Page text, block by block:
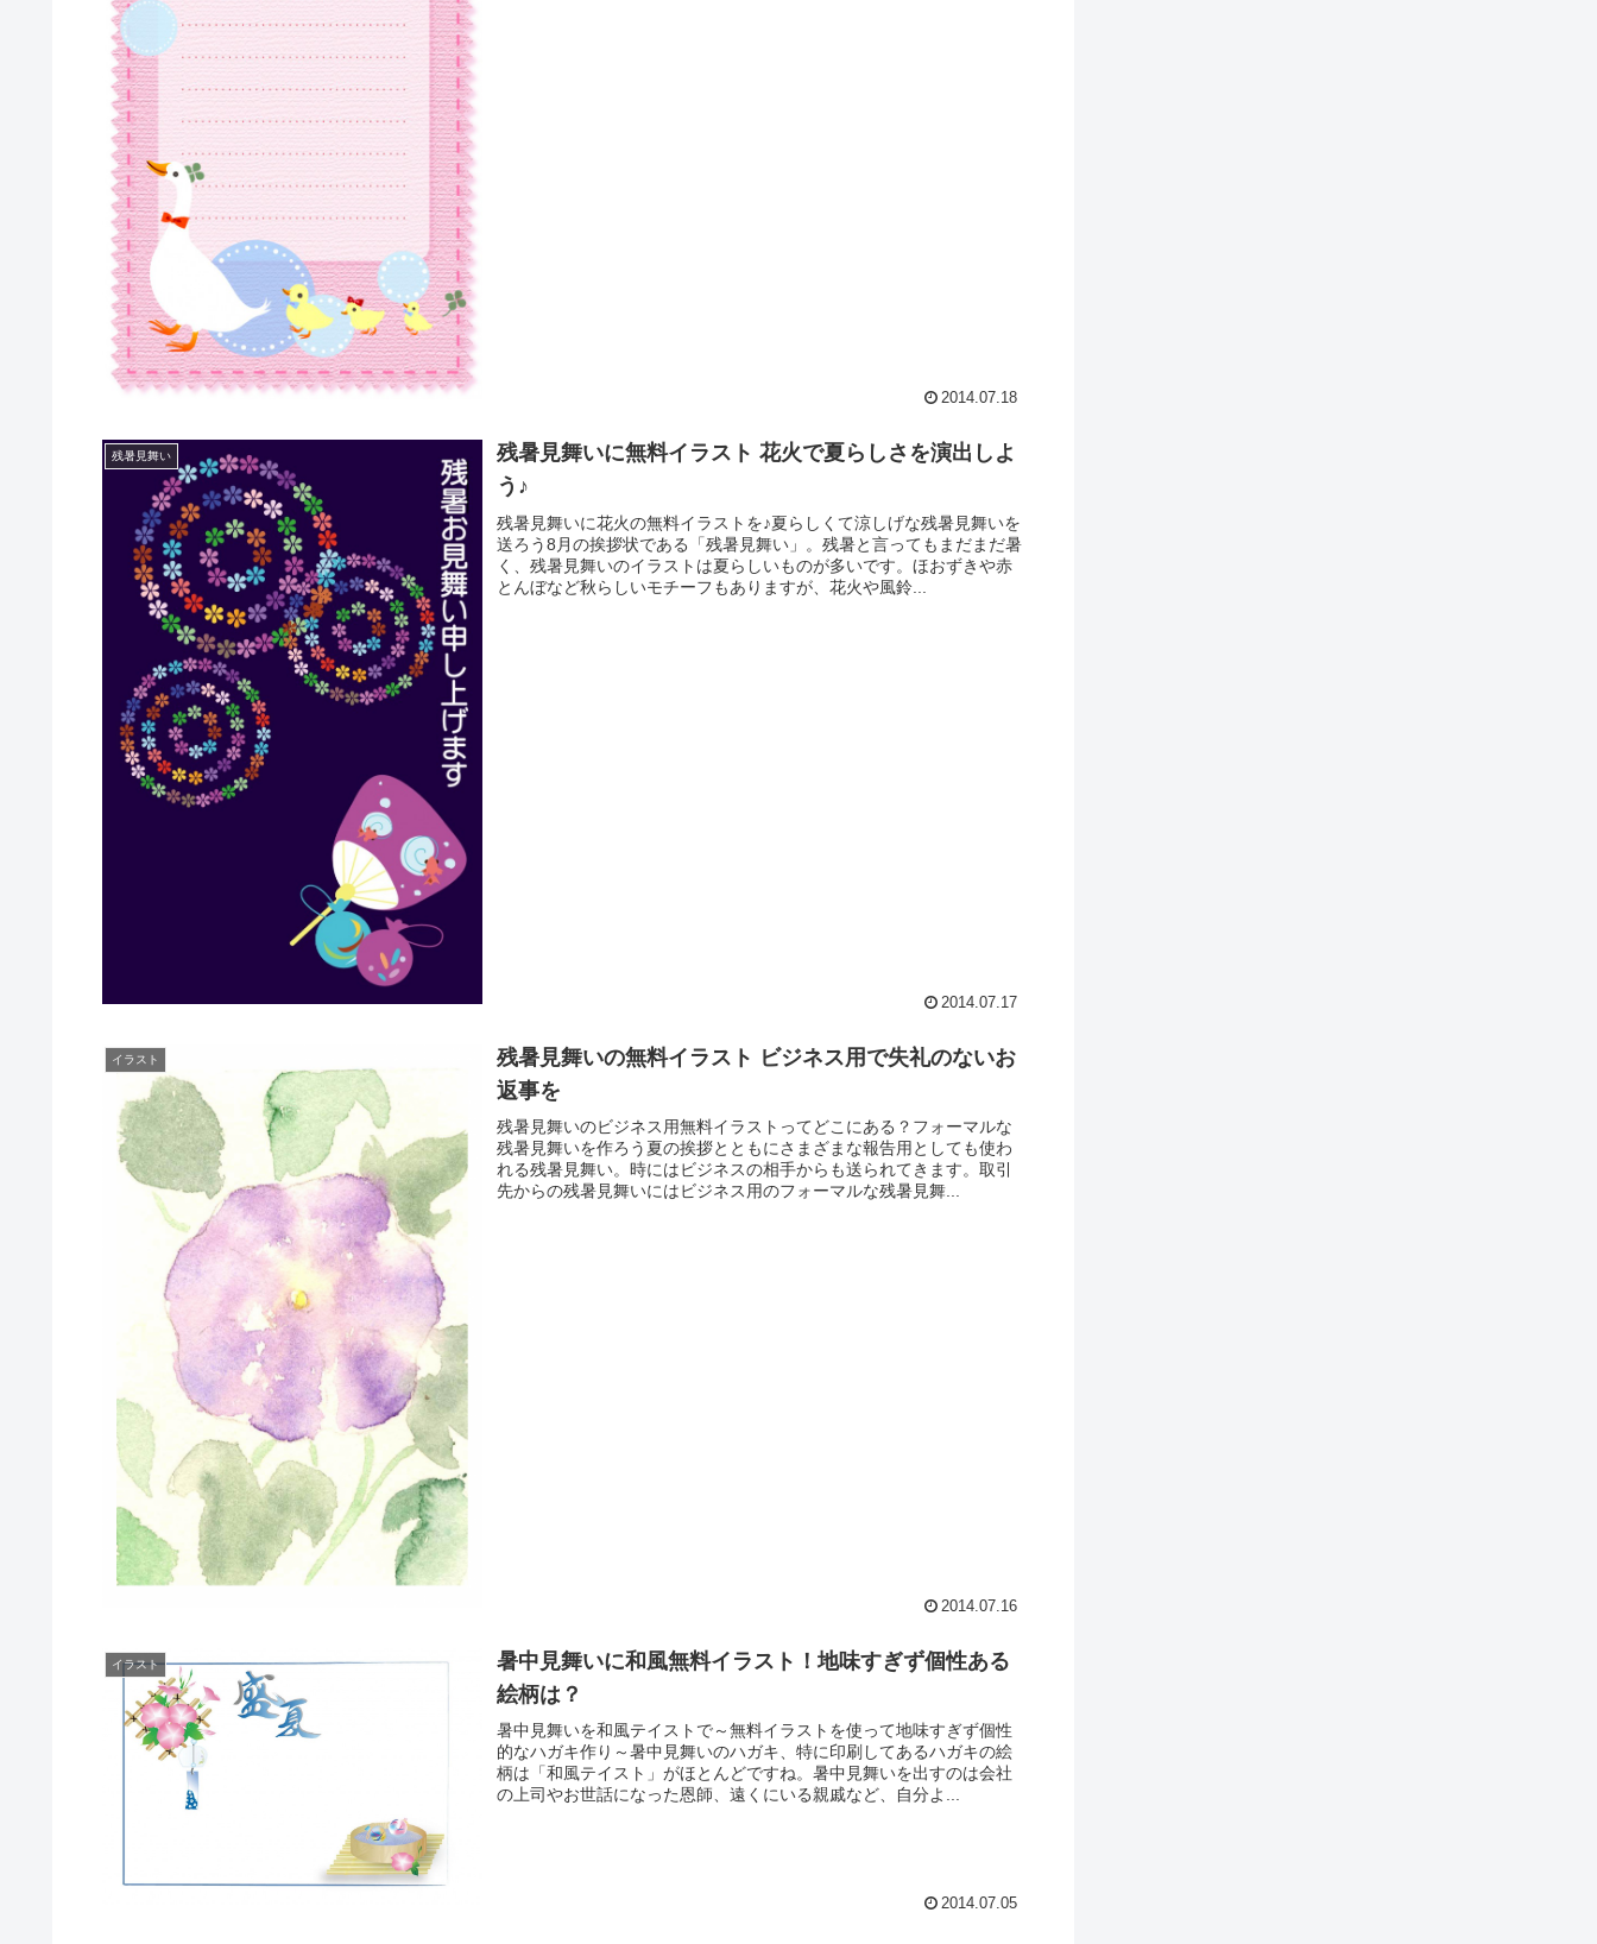
2014.07.18
残暑見舞い
残暑見舞いに無料イラスト 花火で夏らしさを演出しよ
う♪
残暑見舞いに花火の無料イラストを♪夏らしくて涼しげな残暑見舞いを
送ろう8月の挨拶状である「残暑見舞い」。残暑と言ってもまだまだ暑
く、残暑見舞いのイラストは夏らしいものが多いです。ほおずきや赤
とんぼなど秋らしいモチーフもありますが、花火や風鈴...
2014.07.17
イラスト
残暑見舞いの無料イラスト ビジネス用で失礼のないお
返事を
残暑見舞いのビジネス用無料イラストってどこにある？フォーマルな
残暑見舞いを作ろう夏の挨拶とともにさまざまな報告用としても使わ
れる残暑見舞い。時にはビジネスの相手からも送られてきます。取引
先からの残暑見舞いにはビジネス用のフォーマルな残暑見舞...
2014.07.16
イラスト
暑中見舞いに和風無料イラスト！地味すぎず個性ある
絵柄は？
暑中見舞いを和風テイストで～無料イラストを使って地味すぎず個性
的なハガキ作り～暑中見舞いのハガキ、特に印刷してあるハガキの絵
柄は「和風テイスト」がほとんどですね。暑中見舞いを出すのは会社
の上司やお世話になった恩師、遠くにいる親戚など、自分よ...
2014.07.05